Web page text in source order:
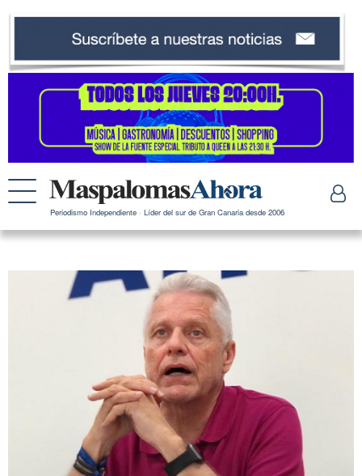
Periodismo Independiente · Líder del sur de Gran Canaria desde 2006